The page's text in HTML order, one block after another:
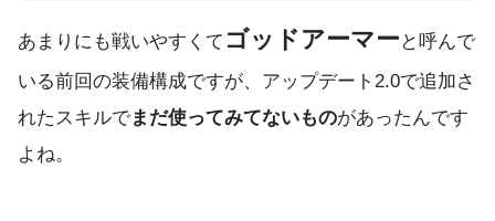
あまりにも戦いやすくて ゴッドアーマー と呼んで
いる前回の装備構成ですが、アップデート2.0で追加さ
れたスキルでまだ使ってみてないものがあったんです
よね。